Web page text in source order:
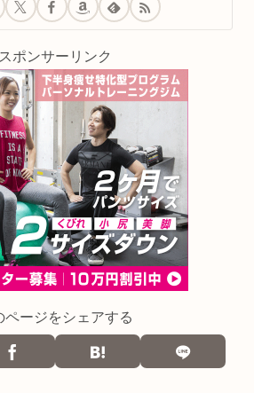
スポンサーリンク
ページをシェアする